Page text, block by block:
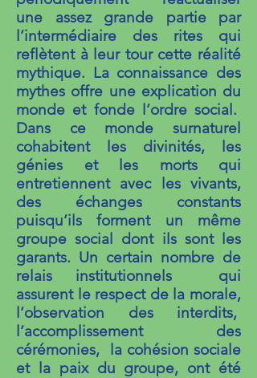
une assez grande partie par
l’intermédiaire des rites qui
reflètent à leur tour cette réalité
mythique. La connaissance des
mythes offre une explication du
monde et fonde l’ordre social.
Dans ce monde surnaturel
cohabitent les divinités, les
génies et les morts qui
entretiennent avec les vivants,
des échanges constants
puisqu’ils forment un même
groupe social dont ils sont les
garants. Un certain nombre de
relais institutionnels qui
assurent le respect de la morale,
l’observation des interdits,
l’accomplissement des
cérémonies, la cohésion sociale
et la paix du groupe, ont été